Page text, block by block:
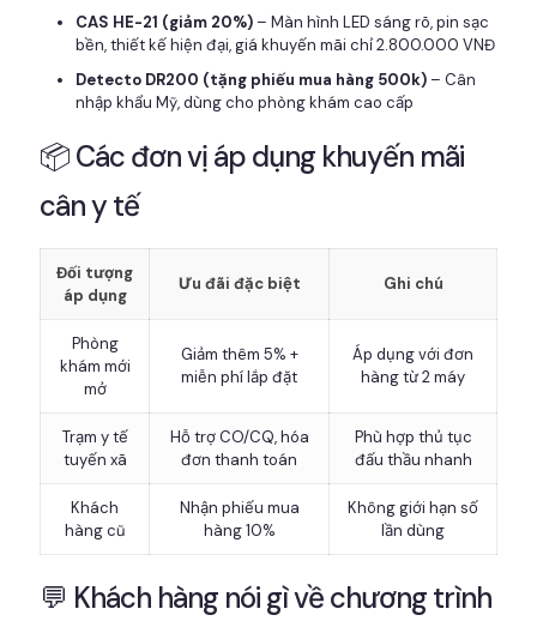
CAS HE-21 (giảm 20%) – Màn hình LED sáng rõ, pin sạc
bền, thiết kế hiện đại, giá khuyến mãi chỉ 2.800.000 VNĐ
Detecto DR200 (tặng phiếu mua hàng 500k) – Cân
nhập khẩu Mỹ, dùng cho phòng khám cao cấp
📦 Các đơn vị áp dụng khuyến mãi
cân y tế
Đối tượng
áp dụng
Ưu đãi đặc biệt Ghi chú
Phòng
khám mới
mở
Giảm thêm 5% +
miễn phí lắp đặt
Áp dụng với đơn
hàng từ 2 máy
Trạm y tế
tuyến xã
Hỗ trợ CO/CQ, hóa
đơn thanh toán
Phù hợp thủ tục
đấu thầu nhanh
Khách
hàng cũ
Nhận phiếu mua
hàng 10%
Không giới hạn số
lần dùng
💬 Khách hàng nói gì về chương trình